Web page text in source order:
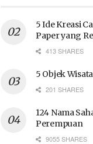
5 Ide Kreasi
Paper yang
413 SHARES
5 Objek
201 SHARES
124 Nama
Perempuan
9055 SHARES